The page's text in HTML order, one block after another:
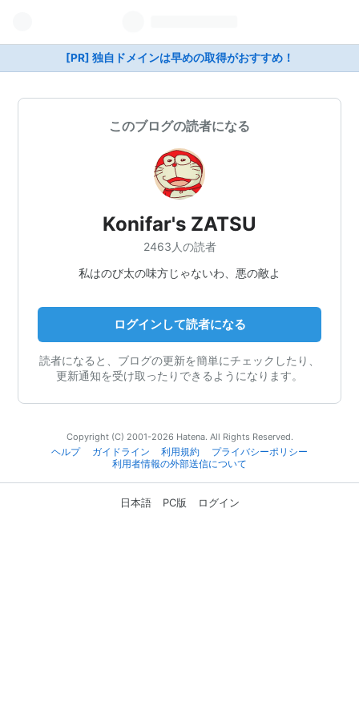
[PR] 独自ドメインは早めの取得がおすすめ！
このブログの読者になる
Konifar's ZATSU
2463人の読者
私はのび太の味方じゃないわ、悪の敵よ
ログインして読者になる
読者になると、ブログの更新を簡単にチェックしたり、
更新通知を受け取ったりできるようになります。
Copyright (C) 2001-2026 Hatena. All Rights Reserved.
ヘルプ
ガイドライン 利用規約
プライバシーポリシー
利用者情報の外部送信について
日本語 PC版 ログイン